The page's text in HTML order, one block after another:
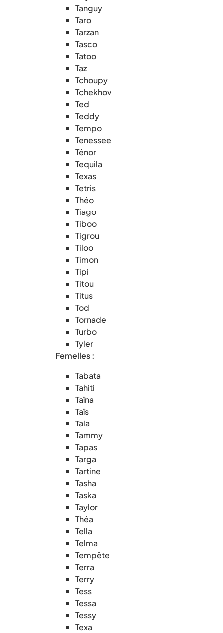
Tanguy
Taro
Tarzan
Tasco
Tatoo
Taz
Tchoupy
Tchekhov
Ted
Teddy
Tempo
Tenessee
Ténor
Tequila
Texas
Tetris
Théo
Tiago
Tiboo
Tigrou
Tiloo
Timon
Tipi
Titou
Titus
Tod
Tornade
Turbo
Tyler
Femelles :
Tabata
Tahiti
Taïna
Taïs
Tala
Tammy
Tapas
Targa
Tartine
Tasha
Taska
Taylor
Théa
Tella
Telma
Tempête
Terra
Terry
Tess
Tessa
Tessy
Texa